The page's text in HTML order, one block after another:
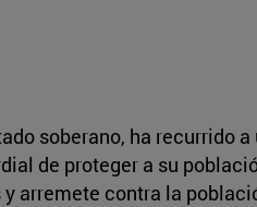
soberano, ha recurrido
de proteger a su
arremete contra la